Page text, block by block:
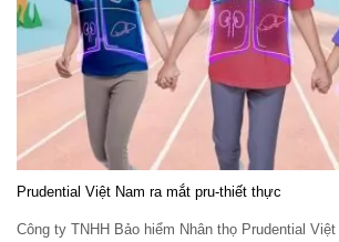
Prudential Việt Nam ra mắt pru-thiết thực
Công ty TNHH Bảo hiểm Nhân thọ Prudential